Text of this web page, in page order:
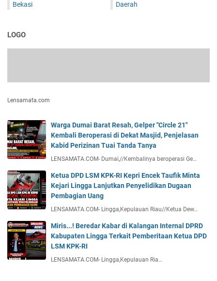
Bekasi
Daerah
LOGO
Lensamata.com
Warga Dumai Barat Resah, Gelper "Circle 21"
Kembali Beroperasi di Dekat Masjid, Penjelasan
Kabid Perizinan Tuai Tanda Tanya
LENSAMATA.COM- Dumai,//Kembalinya beroperasi Ge…
Ketua DPD LSM KPK-RI Kepri Encek Taufik Minta
Kejari Lingga Lanjutkan Penyelidikan Dugaan
Pembagian Uang
LENSAMATA.COM- Lingga,Kepulauan Riau//Ketua Dew…
Miris...! Beredar Kabar di Kalangan Internal DPRD
Kabupaten Lingga Terkait Pemberitaan Ketua DPD
LSM KPK-RI
LENSAMATA.COM- Lingga,Kepulauan Ria…